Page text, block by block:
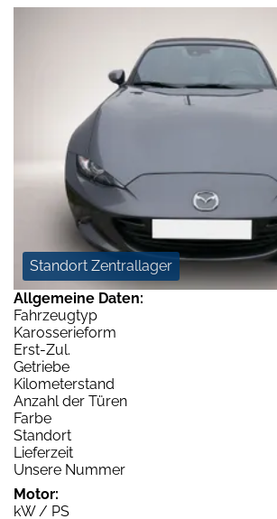
Standort Zentrallager
Allgemeine Daten:
Fahrzeugtyp
Karosserieform
Erst-Zul.
Getriebe
Kilometerstand
Anzahl der Türen
Farbe
Standort
Lieferzeit
Unsere Nummer
Motor:
kW / PS